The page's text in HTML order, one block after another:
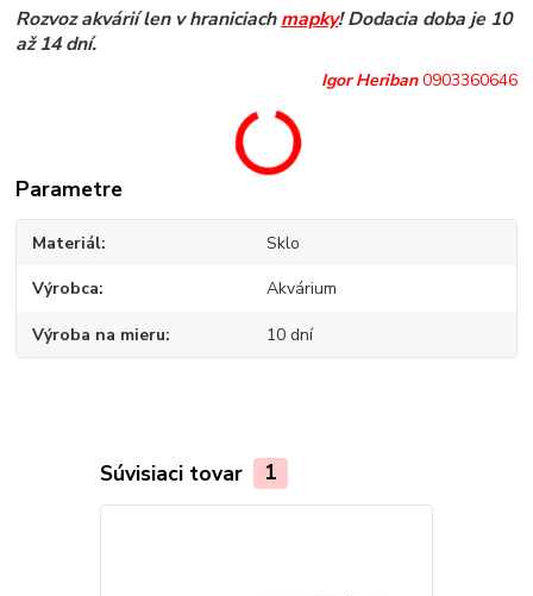
Rozvoz akvárií len v hraniciachmapky! Dodacia doba je 10
až 14 dní.
Igor Heriban0903360646
Parametre
Materiál Sklo
Výrobca Akvárium
Výroba na mieru 10 dní
Súvisiaci tovar 1